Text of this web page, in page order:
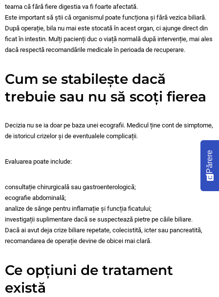
teama că fără fiere digestia va fi foarte afectată.
Este important să știi că organismul poate funcționa și fără vezica biliară.
După operație, bila nu mai este stocată în acest organ, ci ajunge direct din
ficat în intestin. Mulți pacienți duc o viață normală după intervenție, mai ales
dacă respectă recomandările medicale în perioada de recuperare.
Cum se stabilește dacă
trebuie sau nu să scoți fierea
Decizia nu se ia doar pe baza unei ecografii. Medicul ține cont de simptome,
de istoricul crizelor și de eventualele complicații.
Evaluarea poate include:
consultație chirurgicală sau gastroenterologică;
ecografie abdominală;
analize de sânge pentru inflamație și funcția ficatului;
investigații suplimentare dacă se suspectează pietre pe căile biliare.
Dacă ai avut deja crize biliare repetate, colecistită, icter sau pancreatită,
recomandarea de operație devine de obicei mai clară.
Ce opțiuni de tratament
există
Părere